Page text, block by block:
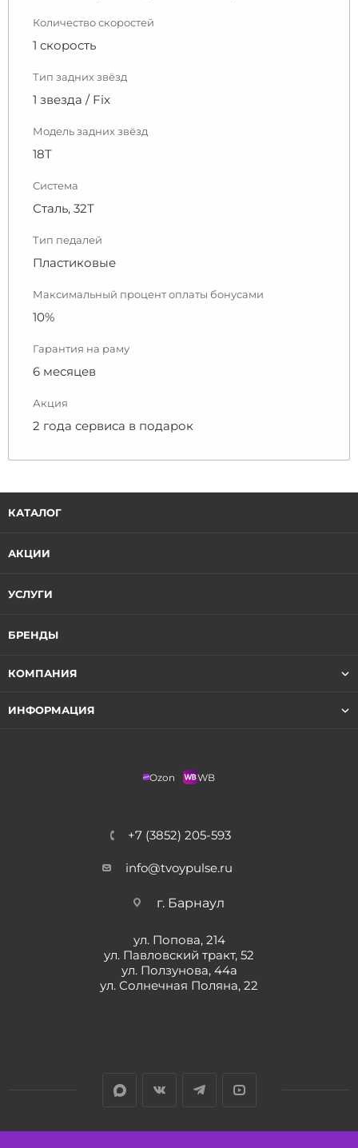
Количество скоростей
1 скорость
Тип задних звёзд
1 звезда / Fix
Модель задних звёзд
18T
Система
Сталь, 32Т
Тип педалей
Пластиковые
Максимальный процент оплаты бонусами
10%
Гарантия на раму
6 месяцев
Акция
2 года сервиса в подарок
КАТАЛОГ
АКЦИИ
УСЛУГИ
БРЕНДЫ
КОМПАНИЯ
ИНФОРМАЦИЯ
Ozon WB
+7 (3852) 205-593
info@tvoypulse.ru
г. Барнаул
ул. Попова, 214
ул. Павловский тракт, 52
ул. Ползунова, 44а
ул. Солнечная Поляна, 22